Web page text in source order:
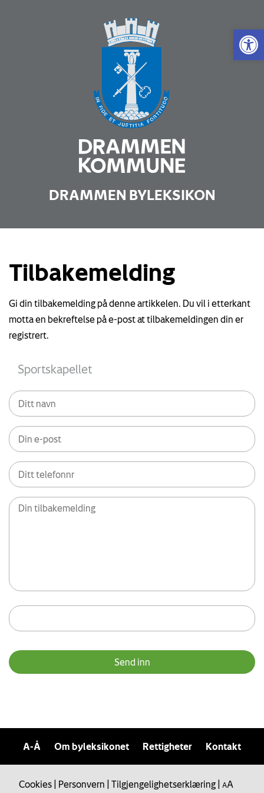
Vis
DRAMMEN BYLEKSIKON
Tilbakemelding
Gi din tilbakemelding på denne artikkelen. Du vil i etterkant
motta en bekreftelse på e-post at tilbakemeldingen din er
registrert.
A-Å Om byleksikonet Rettigheter Kontakt
Cookies Personvern Tilgjengelighetserklæring AA